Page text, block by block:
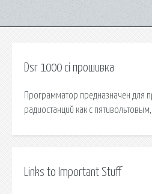
Dsr 1000 ci прошивка
Программатор предназначен для
радиостанций как с пятивольтовым,
Links to Important Stuff